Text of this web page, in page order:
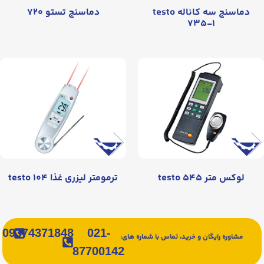
دماسنج سه کاناله testo
۷۳۵-۱
دماسنج تستو ۷۲۰
لوکس متر testo ۵۴۵ ترمومتر لیزری غذا testo ۱۰۴
مشاوره رایگان و خرید، تماس با شماره های:
021-
87700142
09374371848